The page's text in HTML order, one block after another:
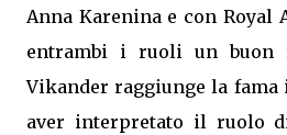
Anna Karenina e con Royal
entrambi i ruoli un buon
Vikander raggiunge la
aver interpretato il ruolo